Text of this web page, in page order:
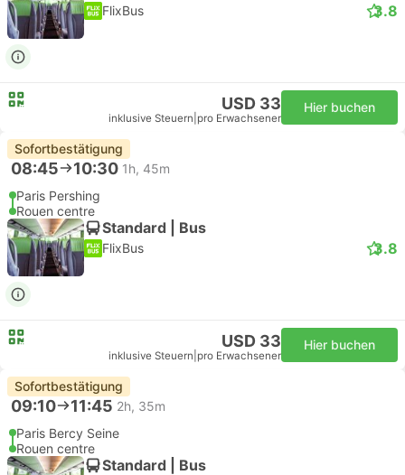
FlixBus 3.8
USD 33
inklusive Steuern pro Erwachsener
Hier buchen
Sofortbestätigung
08:45 10:30 1h, 45m
Paris Pershing
Rouen centre
Standard | Bus
FlixBus 3.8
USD 33
inklusive Steuern pro Erwachsener
Hier buchen
Sofortbestätigung
09:10 11:45 2h, 35m
Paris Bercy Seine
Rouen centre
Standard | Bus